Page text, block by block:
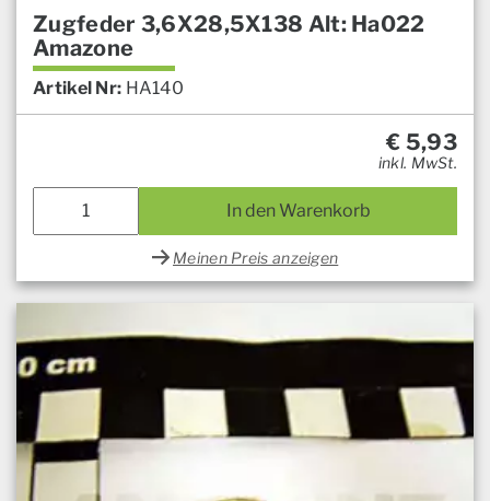
Zugfeder 3,6X28,5X138 Alt: Ha022
Amazone
Artikel Nr: HA140
€ 5,93
inkl. MwSt.
In den Warenkorb
Meinen Preis anzeigen